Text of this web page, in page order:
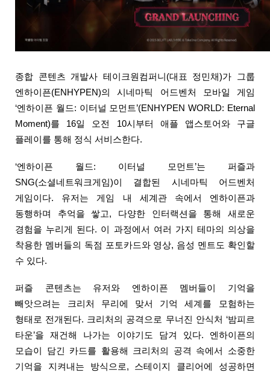
종합 콘텐츠 개발사 테이크원컴퍼니(대표 정민채)가 그룹
엔하이픈(ENHYPEN)의 시네마틱 어드벤처 모바일 게임
‘엔하이픈 월드: 이터널 모먼트’(ENHYPEN WORLD: Eternal
Moment)를 16일 오전 10시부터 애플 앱스토어와 구글
플레이를 통해 정식 서비스한다.
‘엔하이픈 월드: 이터널 모먼트’는 퍼즐과
SNG(소셜네트워크게임)이 결합된 시네마틱 어드벤처
게임이다. 유저는 게임 내 세계관 속에서 엔하이픈과
동행하며 추억을 쌓고, 다양한 인터랙션을 통해 새로운
경험을 누리게 된다. 이 과정에서 여러 가지 테마의 의상을
착용한 멤버들의 독점 포토카드와 영상, 음성 멘트도 확인할
수 있다.
퍼즐 콘텐츠는 유저와 엔하이픈 멤버들이 기억을
빼앗으려는 크리처 무리에 맞서 기억 세계를 모험하는
형태로 전개된다. 크리처의 공격으로 무너진 안식처 ‘밤피르
타운’을 재건해 나가는 이야기도 담겨 있다. 엔하이픈의
모습이 담긴 카드를 활용해 크리처의 공격 속에서 소중한
기억을 지켜내는 방식으로, 스테이지 클리어에 성공하면